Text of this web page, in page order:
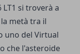
LT1 si troverà a
metà tra il
uno del Virtual
che l'asteroide